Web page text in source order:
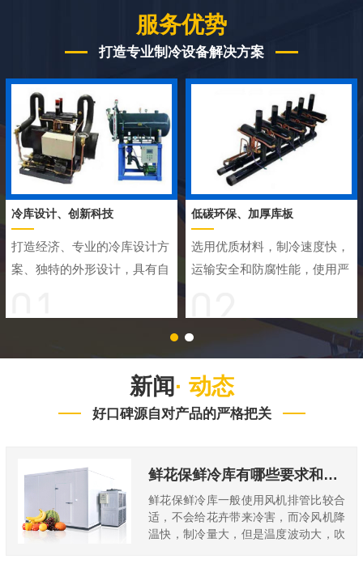
服务优势
打造专业制冷设备解决方案
冷库设计、创新科技
打造经济、专业的冷库设计方
案、独特的外形设计，具有自
低碳环保、加厚库板
选用优质材料，制冷速度快，
运输安全和防腐性能，使用严
经久耐用
新闻· 动态
好口碑源自对产品的严格把关
鲜花保鲜冷库有哪些要求和注意事项？
鲜花保鲜冷库一般使用风机排管比较合
适，不会给花卉带来冷害，而冷风机降
温快，制冷量大，但是温度波动大，吹